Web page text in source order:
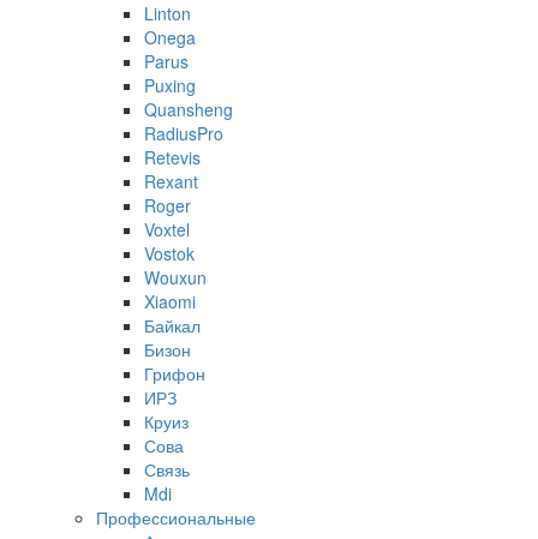
Linton
Onega
Parus
Puxing
Quansheng
RadiusPro
Retevis
Rexant
Roger
Voxtel
Vostok
Wouxun
Xiaomi
Байкал
Бизон
Грифон
ИРЗ
Круиз
Сова
Связь
Mdi
Профессиональные